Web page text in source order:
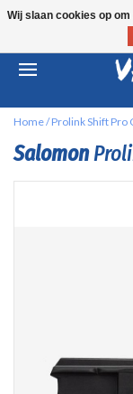
Home/Prolink Shift Pro
Salomon
Wij slaan cookies op